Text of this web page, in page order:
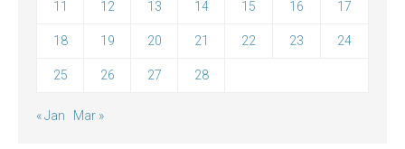
11 12 13 14 15 16 17
18 19 20 21 22 23 24
25 26 27 28
« Jan Mar »